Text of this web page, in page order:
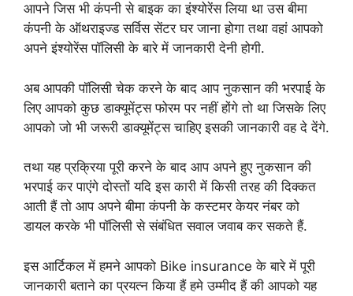
आपने जिस भी कंपनी से बाइक का इंश्योरेंस लिया था उस बीमा
कंपनी के ऑथराइज्ड सर्विस सेंटर घर जाना होगा तथा वहां आपको
अपने इंश्योरेंस पॉलिसी के बारे में जानकारी देनी होगी.
अब आपकी पॉलिसी चेक करने के बाद आप नुकसान की भरपाई के
लिए आपको कुछ डाक्यूमेंट्स फोरम पर नहीं होंगे तो था जिसके लिए
आपको जो भी जरूरी डाक्यूमेंट्स चाहिए इसकी जानकारी वह दे देंगे.
तथा यह प्रक्रिया पूरी करने के बाद आप अपने हुए नुकसान की
भरपाई कर पाएंगे दोस्तों यदि इस कारी में किसी तरह की दिक्कत
आती हैं तो आप अपने बीमा कंपनी के कस्टमर केयर नंबर को
डायल करके भी पॉलिसी से संबंधित सवाल जवाब कर सकते हैं.
इस आर्टिकल में हमने आपको Bike insurance के बारे में पूरी
जानकारी बताने का प्रयत्न किया हैं हमे उम्मीद हैं की आपको यह